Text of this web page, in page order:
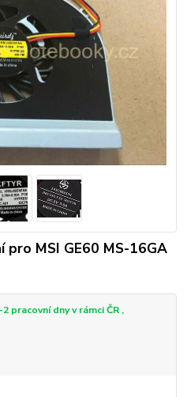
MSI GE60 MS-16GA
pracovní dny v rámci ČR ,